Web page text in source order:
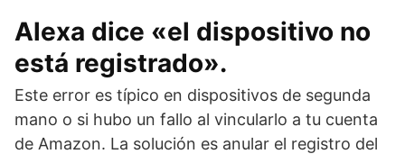
Alexa dice «el dispositivo no
está registrado».
Este error es típico en dispositivos de segunda
mano o si hubo un fallo al vincularlo a tu cuenta
de Amazon. La solución es anular el registro del